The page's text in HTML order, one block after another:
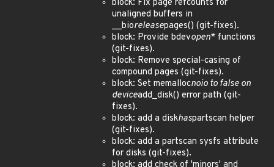
block: Fix page refcounts for
unaligned buffers in
__bioreleasepages() (git-fixes).
block: Provide bdevopen* functions
(git-fixes).
block: Remove special-casing of
compound pages (git-fixes).
block: Set memallocnoio to false on
deviceadd_disk() error path (git-
fixes).
block: add a diskhaspartscan helper
(git-fixes).
block: add a partscan sysfs attribute
for disks (git-fixes).